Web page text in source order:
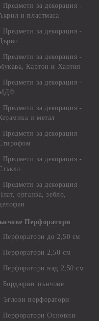
Предмети за декорация -
и пластмаса
Предмети за декорация -
Предмети за декорация -
Картон и Хартия
Предмети за декорация -
Предмети за декорация -
Керамика и метал
Предмети за декорация -
Предмети за декорация -
Предмети за декорация -
Плат, органза, зебло,
Перфоратори
Перфоратори до 2,50 см
Перфоратори 2,50 см
Перфоратори над 2,50 см
Бордюрни пънчове
Ъглови перфоратори
Перфоратори Основни